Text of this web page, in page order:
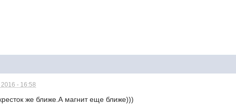
- 16:58
же ближе.А магнит еще ближе)))